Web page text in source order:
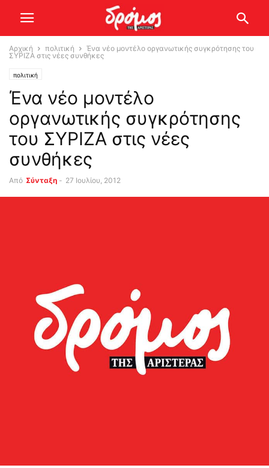
Αρχική πολιτική
Ένα νέο μοντέλο οργανωτικής συγκρότησης του
ΣΥΡΙΖΑ στις νέες συνθήκες
πολιτική
Ένα νέο μοντέλο
οργανωτικής συγκρότησης
του ΣΥΡΙΖΑ στις νέες
συνθήκες
Από Σύνταξη - 27 Ιουλίου, 2012